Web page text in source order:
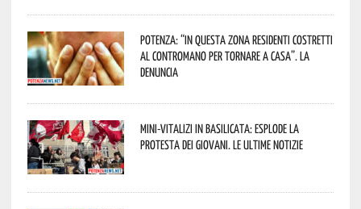
Potenza: “In questa zona residenti costretti
al contromano per tornare a casa”. La
denuncia
Mini-vitalizi in Basilicata: esplode la
protesta dei giovani. Le ultime notizie